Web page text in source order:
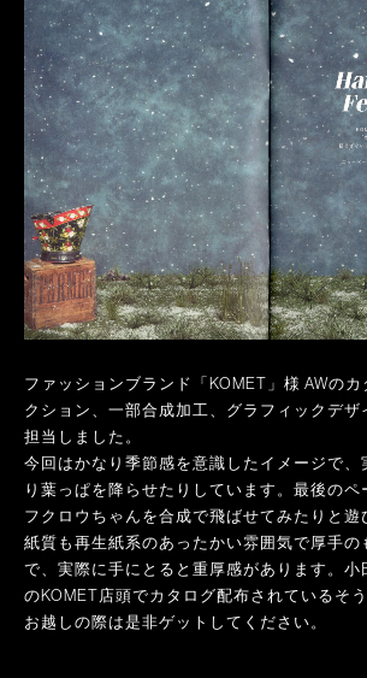
ファッションブランド「KOMET」様 AWの
クション、一部合成加工、グラフィックデザ
担当しました。
今回はかなり季節感を意識したイメージで、
り葉っぱを降らせたりしています。 最後のペ
フクロウちゃんを合成で飛ばせてみたりと遊
紙質も再生紙系のあったかい雰囲気で厚手の
で、実際に手にとると重厚感があります。小
のKOMET店頭でカタログ配布されているそ
お越しの際は是非ゲットしてください。